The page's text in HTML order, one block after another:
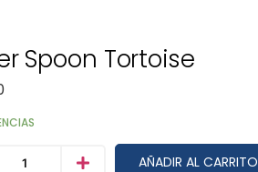
Spoon Tortoise
AÑADIR AL CARRITO